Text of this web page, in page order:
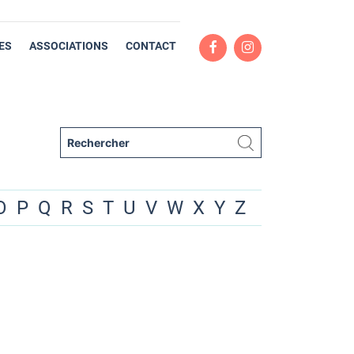
ASSOCIATIONS CONTACT
P Q R S T U V W X Y Z